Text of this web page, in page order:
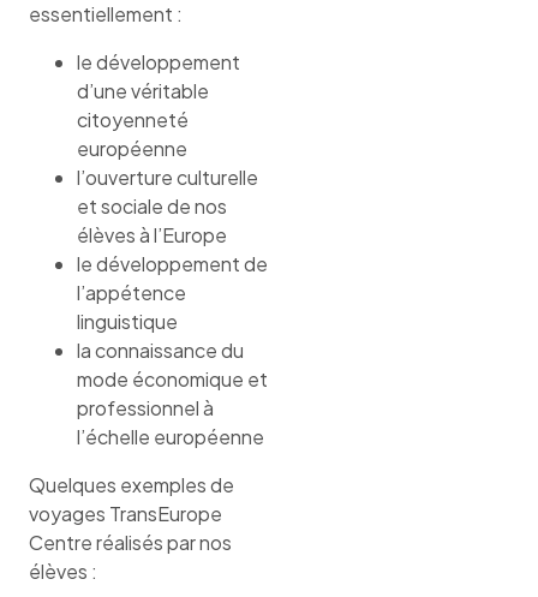
essentiellement :
le développement
d’une véritable
citoyenneté
européenne
l’ouverture culturelle
et sociale de nos
élèves à l’Europe
le développement de
l’appétence
linguistique
la connaissance du
mode économique et
professionnel à
l’échelle européenne
Quelques exemples de
voyages TransEurope
Centre réalisés par nos
élèves :